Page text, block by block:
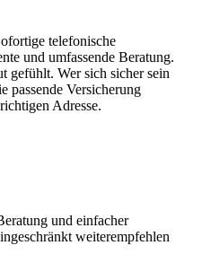
telefonische
und umfassende Beratung.
gefühlt. Wer sich sicher sein
passende Versicherung
Adresse.
und einfacher
weiterempfehlen